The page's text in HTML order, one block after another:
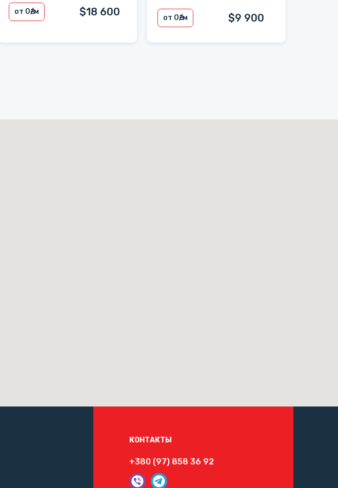
от 0₴/м $18 600 от 0₴/м $9 900
КОНТАКТЫ
+380 (97) 858 36 92